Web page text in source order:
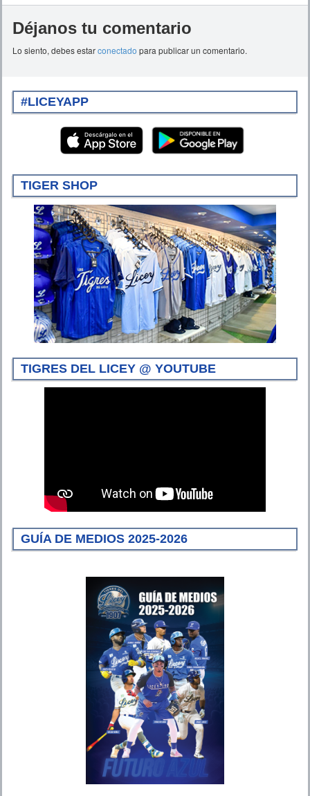
Déjanos tu comentario
Lo siento, debes estarconectado para publicar un comentario.
#LICEYAPP
TIGER SHOP
TIGRES DEL LICEY @ YOUTUBE
GUÍA DE MEDIOS 2025-2026